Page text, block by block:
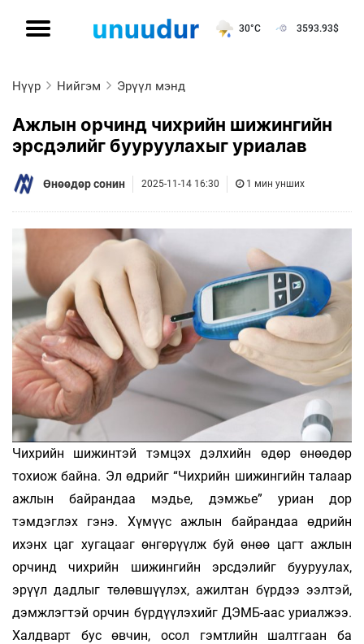
30°C 3593.93$
Нүүр Нийгэм Эрүүл мэнд
Ажлын орчинд чихрийн шижингийн
эрсдэлийг бууруулахыг уриалав
Өнөөдөр сонин 2025-11-14 16:30 1 мин унших
Чихрийн шижинтэй тэмцэх дэлхийн өдөр өнөөдөр
тохиож байна. Эл өдрийг “Чихрийн шижингийн талаар
ажлын байрандаа мэдье, дэмжье” уриан дор
тэмдэглэх гэнэ. Хүмүүс ажлын байрандаа өдрийн
ихэнх цаг хугацааг өнгөрүүлж буй өнөө цагт ажлын
орчинд чихрийн шижингийн эрсдэлийг бууруулах,
эрүүл дадлыг төлөвшүүлэх, ажилтан бүрдээ ээлтэй,
дэмжлэгтэй орчин бүрдүүлэхийг ДЭМБ-аас уриалжээ.
Халдварт бус өвчин, осол гэмтлийн шалтгаан ба